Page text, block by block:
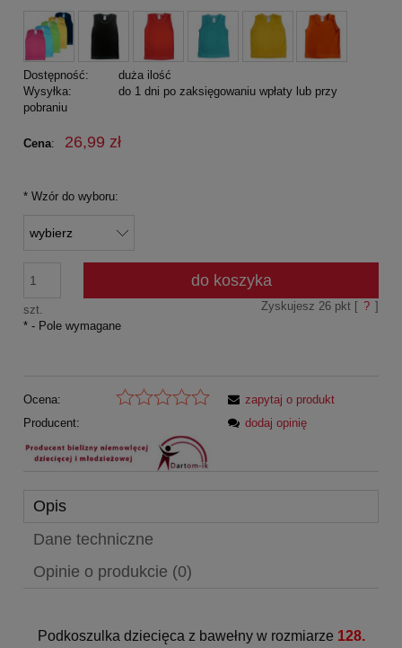
Dostępność:
duża ilość
Wysyłka:
do 1 dni po zaksięgowaniu wpłaty lub przy
pobraniu
Cena: 26,99 zł
* Wzór do wyboru:
szt.
do koszyka
Zyskujesz 26pkt [ ? ]
* - Pole wymagane
Ocena:
Producent:
zapytaj o produkt
dodaj opinię
Opis
Dane techniczne
Opinie o produkcie (0)
Podkoszulka dziecięca z bawełny w rozmiarze 128.